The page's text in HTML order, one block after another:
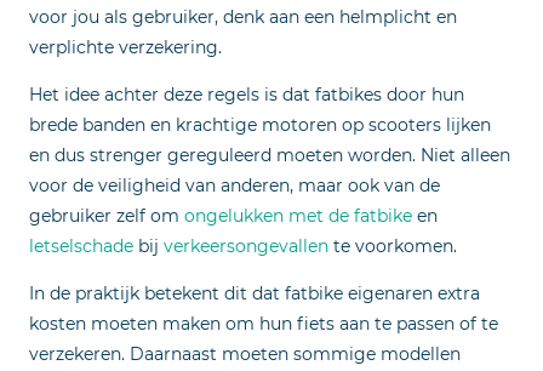
voor jou als gebruiker, denk aan een helmplicht en
verplichte verzekering.
Het idee achter deze regels is dat fatbikes door hun
brede banden en krachtige motoren op scooters lijken
en dus strenger gereguleerd moeten worden. Niet alleen
voor de veiligheid van anderen, maar ook van de
gebruiker zelf om ongelukken met de fatbike en
letselschade bij verkeersongevallen te voorkomen.
In de praktijk betekent dit dat fatbike eigenaren extra
kosten moeten maken om hun fiets aan te passen of te
verzekeren. Daarnaast moeten sommige modellen